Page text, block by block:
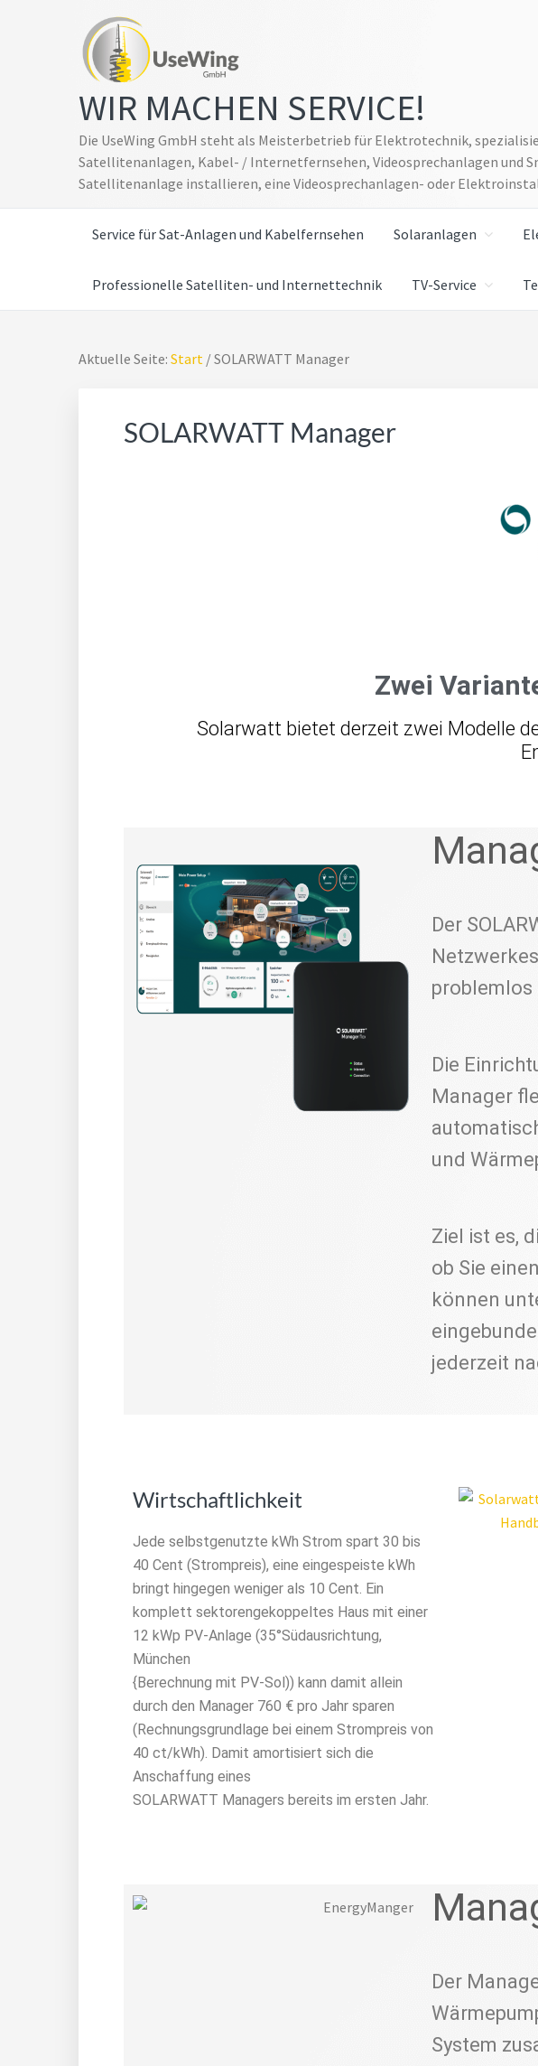
WIR MACHEN SERVICE!
Die UseWing GmbH steht als Meisterbetrieb für Elektrotechnik,
Satellitenanlagen, Kabel- / Internetfernsehen, Videosprechanlagen und
Satellitenanlage installieren, eine Videosprechanlagen- oder
Service für Sat-Anlagen und Kabelfernsehen Solaranlagen
Professionelle Satelliten- und Internettechnik TV-Service
Aktuelle Seite: Start /SOLARWATT Manager
SOLARWATT Manager
Zwei
Solarwatt bietet derzeit zwei Modelle
Der
Die
Manager
und
Ziel ist es,
ob Sie
können
jederzeit
Wirtschaftlichkeit
Jede selbstgenutzte kWh Strom spart 30 bis
40 Cent (Strompreis), eine eingespeiste kWh
bringt hingegen weniger als 10 Cent. Ein
komplett sektorengekoppeltes Haus mit einer
12 kWp PV-Anlage (35°Südausrichtung,
München
{Berechnung mit PV-Sol)) kann damit allein
durch den Manager 760 € pro Jahr sparen
(Rechnungsgrundlage bei einem Strompreis von
40 ct/kWh). Damit amortisiert sich die
Anschaffung eines
SOLARWATT Managers bereits im ersten Jahr.
Der
System